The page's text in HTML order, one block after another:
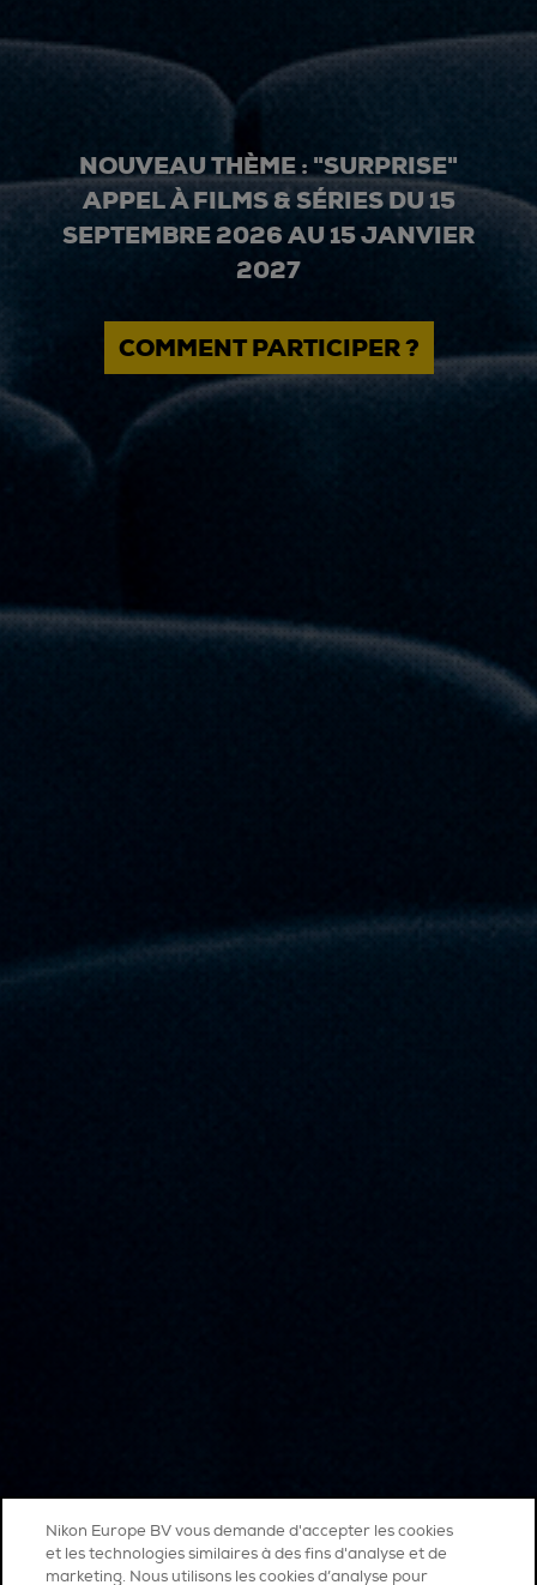
NOUVEAU THÈME : "SURPRISE"
APPEL À FILMS & SÉRIES DU 15
SEPTEMBRE 2026 AU 15 JANVIER
2027
COMMENT PARTICIPER ?
Nikon Europe BV vous demande d'accepter les cookies
et les technologies similaires à des fins d'analyse et de
marketing. Nous utilisons les cookies d’analyse pour